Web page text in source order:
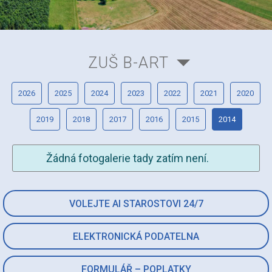
VOLEJTE AI STAROSTOVI 24/7
ELEKTRONICKÁ PODATELNA
FORMULÁŘ – POPLATKY
ZUŠ B-ART
2026 2025 2024 2023 2022 2021 2020
2019 2018 2017 2016 2015 2014
Žádná fotogalerie tady zatím není.